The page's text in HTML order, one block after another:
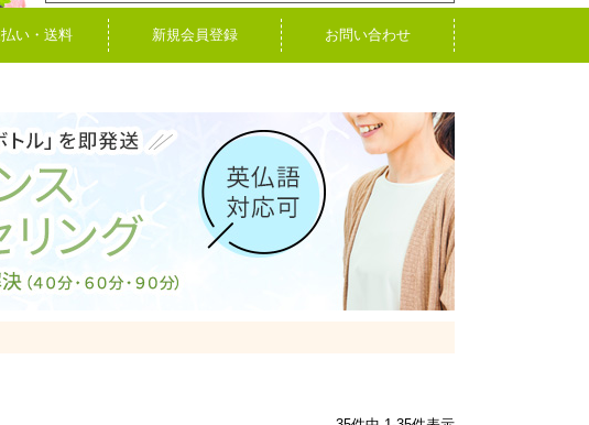
い・送料 新規会員登録 お問い合わせ